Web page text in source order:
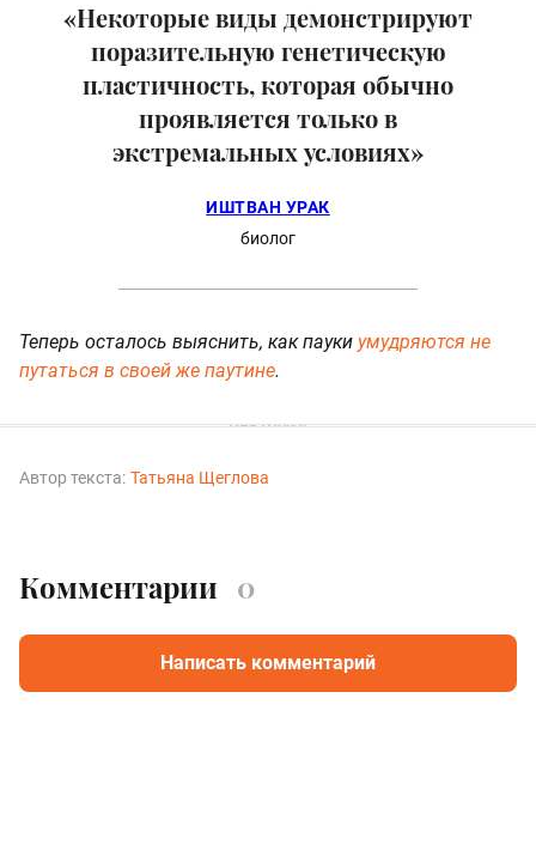
«Некоторые виды демонстрируют
поразительную генетическую
пластичность, которая обычно
проявляется только в
экстремальных условиях»
ИШТВАН УРАК
биолог
Теперь осталось выяснить, как пауки умудряются не
путаться в своей же паутине.
Автор текста: Татьяна Щеглова
Комментарии 0
Написать комментарий